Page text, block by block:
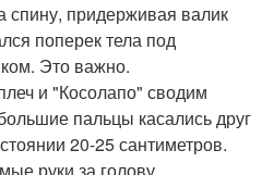
спину, придерживая валик
поперек тела под
Это важно.
и "Косолапо" сводим
пальцы касались друг
20-25 сантиметров.